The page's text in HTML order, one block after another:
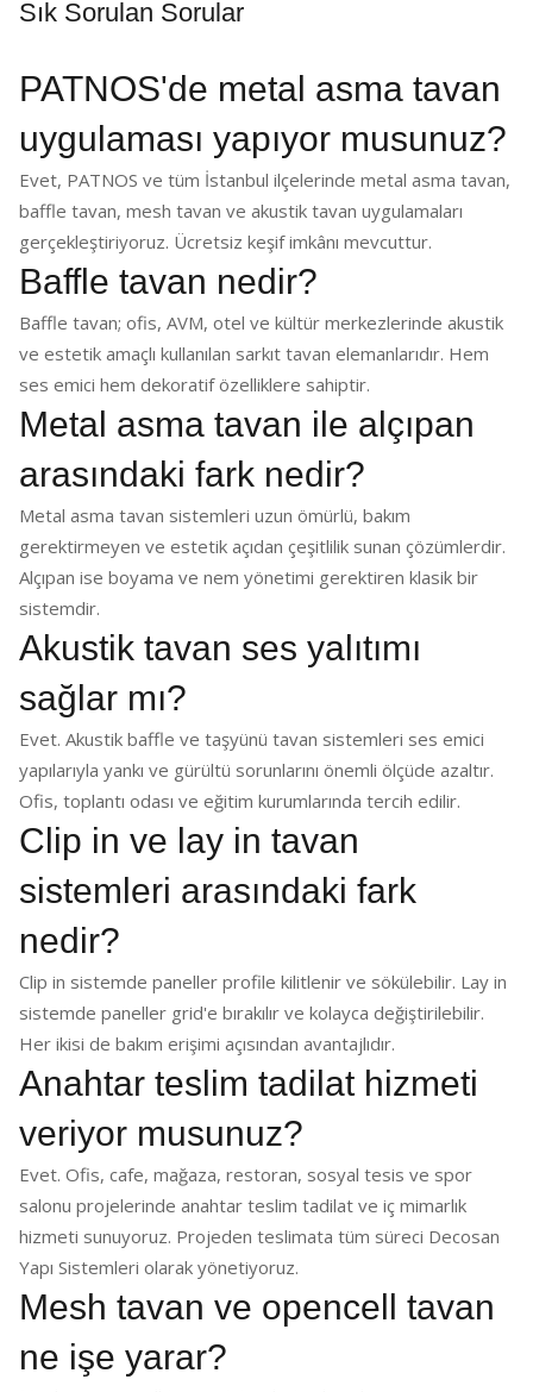
Sık Sorulan Sorular
PATNOS'de metal asma tavan
uygulaması yapıyor musunuz?
Evet, PATNOS ve tüm İstanbul ilçelerinde metal asma tavan,
baffle tavan, mesh tavan ve akustik tavan uygulamaları
gerçekleştiriyoruz. Ücretsiz keşif imkânı mevcuttur.
Baffle tavan nedir?
Baffle tavan; ofis, AVM, otel ve kültür merkezlerinde akustik
ve estetik amaçlı kullanılan sarkıt tavan elemanlarıdır. Hem
ses emici hem dekoratif özelliklere sahiptir.
Metal asma tavan ile alçıpan
arasındaki fark nedir?
Metal asma tavan sistemleri uzun ömürlü, bakım
gerektirmeyen ve estetik açıdan çeşitlilik sunan çözümlerdir.
Alçıpan ise boyama ve nem yönetimi gerektiren klasik bir
sistemdir.
Akustik tavan ses yalıtımı
sağlar mı?
Evet. Akustik baffle ve taşyünü tavan sistemleri ses emici
yapılarıyla yankı ve gürültü sorunlarını önemli ölçüde azaltır.
Ofis, toplantı odası ve eğitim kurumlarında tercih edilir.
Clip in ve lay in tavan
sistemleri arasındaki fark
nedir?
Clip in sistemde paneller profile kilitlenir ve sökülebilir. Lay in
sistemde paneller grid'e bırakılır ve kolayca değiştirilebilir.
Her ikisi de bakım erişimi açısından avantajlıdır.
Anahtar teslim tadilat hizmeti
veriyor musunuz?
Evet. Ofis, cafe, mağaza, restoran, sosyal tesis ve spor
salonu projelerinde anahtar teslim tadilat ve iç mimarlık
hizmeti sunuyoruz. Projeden teslimata tüm süreci Decosan
Yapı Sistemleri olarak yönetiyoruz.
Mesh tavan ve opencell tavan
ne işe yarar?